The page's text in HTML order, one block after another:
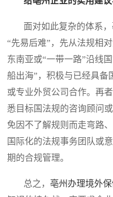
面对如此复杂的体系，
“先易后难”，先从法规相
东南亚或“一带一路”沿线
船出海”，积极与已经具备
或专业外贸公司合作。再
悉目标国法规的咨询顾问
免因不了解规则而走弯路
国际化的法规事务团队或
期的合规管理。
总之， 亳州办理境外